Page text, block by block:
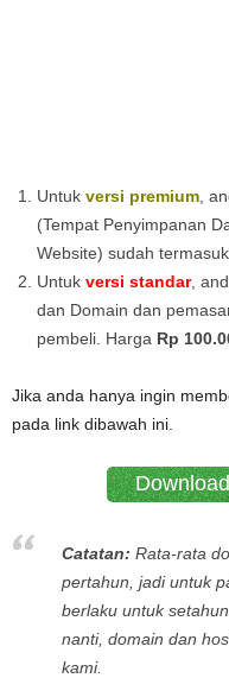
Untuk versi premium ,
(Tempat Penyimpanan
Website) sudah
Untuk versi standar,
dan Domain dan
pembeli. Harga Rp
Jika anda hanya ingin
pada link dibawah ini.
Download
Catatan: Rata-rata
pertahun, jadi untuk
berlaku untuk
nanti, domain dan
kami.